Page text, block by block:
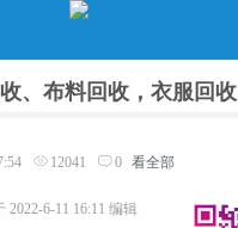
、布料回收，衣服回收
12041 0 看全部
2022-6-11 16:11 编辑